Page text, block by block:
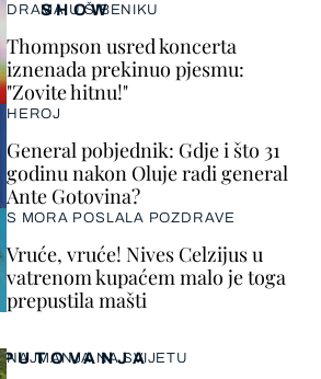
SHOW
DRAMA U ŠIBENIKU
Thompson usred koncerta
iznenada prekinuo pjesmu:
"Zovite hitnu!"
HEROJ
General pobjednik: Gdje i što 31
godinu nakon Oluje radi general
Ante Gotovina?
S MORA POSLALA POZDRAVE
Vruće, vruće! Nives Celzijus u
vatrenom kupaćem malo je toga
prepustila mašti
PUTOVANJA
NAJMANJA NA SVIJETU